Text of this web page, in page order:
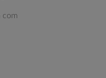
com